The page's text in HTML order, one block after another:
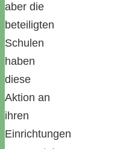
aber die
beteiligten
Schulen
haben
diese
Aktion an
ihren
Einrichtungen